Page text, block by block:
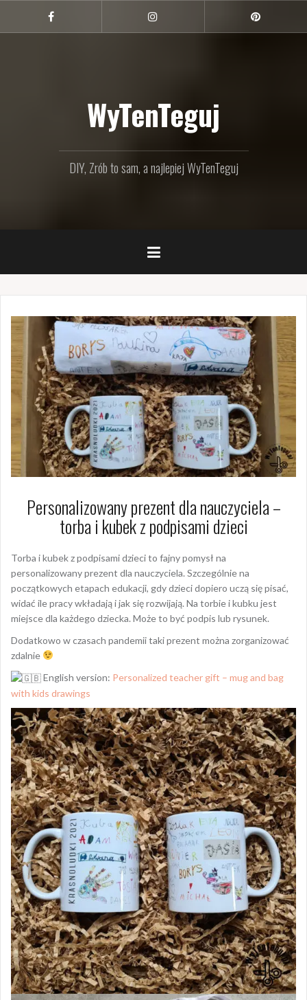
treści
Facebook
WyTenTeguj
DIY, Zrób to sam, a najlepiej WyTenTeguj
Personalizowany prezent dla nauczyciela –
torba i kubek z podpisami dzieci
Torba i kubek z podpisami dzieci to fajny pomysł na
personalizowany prezent dla nauczyciela. Szczególnie na
początkowych etapach edukacji, gdy dzieci dopiero uczą się pisać,
widać ile pracy wkładają i jak się rozwijają. Na torbie i kubku jest
miejsce dla każdego dziecka. Może to być podpis lub rysunek.
Dodatkowo w czasach pandemii taki prezent można zorganizować
zdalnie
English version: Personalized teacher gift – mug and bag
with kids drawings